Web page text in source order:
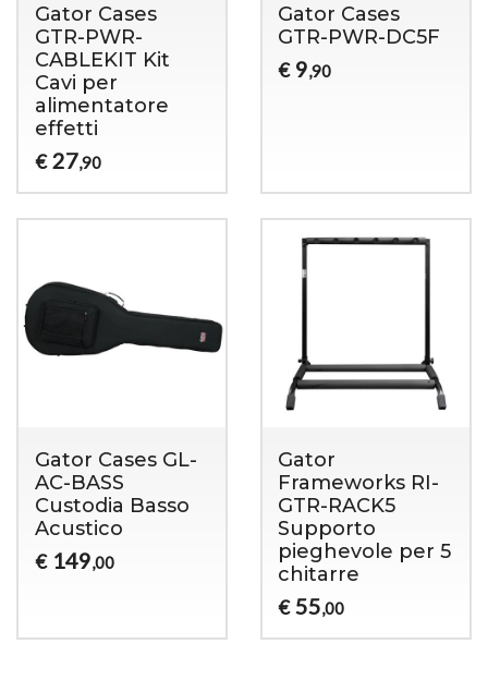
Gator Cases
GTR-PWR-
CABLEKIT Kit
Cavi per
alimentatore
effetti
€ 27,90
Gator Cases
GTR-PWR-DC5F
€ 9,90
Gator Cases GL-
AC-BASS
Custodia Basso
Acustico
€ 149,00
Gator
Frameworks RI-
GTR-RACK5
Supporto
pieghevole per 5
chitarre
€ 55,00